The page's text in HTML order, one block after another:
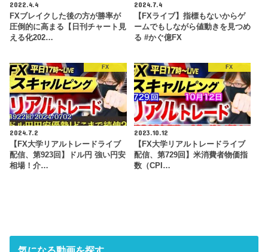
2022.4.4
FXブレイクした後の方が勝率が
圧倒的に高まる【日刊チャート見
える化202…
2024.7.4
【FXライブ】指標もないからゲ
ームでもしながら値動きを見つめ
る #かぐ億FX
FX
2024.7.2
【FX大学リアルトレードライブ
配信、第923回】ドル円 強い円安
相場！介…
FX
2023.10.12
【FX大学リアルトレードライブ
配信、第729回】米消費者物価指
数（CPI…